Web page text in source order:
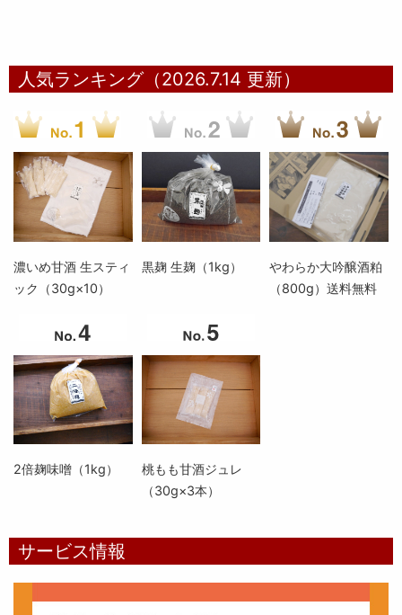
人気ランキング（2026.7.14 更新）
濃いめ甘酒 生スティ
ック（30g×10）
黒麹 生麹（1kg）
やわらか大吟醸酒粕
（800g）送料無料
2倍麹味噌（1kg）
桃もも甘酒ジュレ
（30g×3本）
サービス情報